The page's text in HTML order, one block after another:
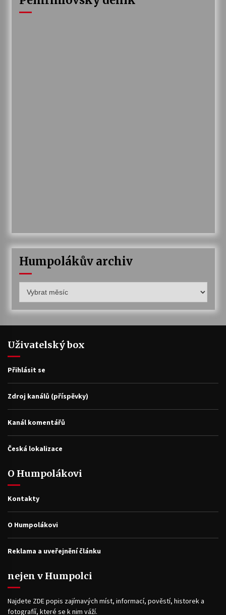
Humpolákův archiv
archiv
Uživatelský box
Přihlásit se
Zdroj kanálů (příspěvky)
Kanál komentářů
Česká lokalizace
O Humpolákovi
Kontakty
O Humpolákovi
Reklama a uveřejnění článku
nejen v Humpolci
Najdete ZDE popis zajímavých míst, informací, pověstí, historek a
fotografíí, které se k nim váží.